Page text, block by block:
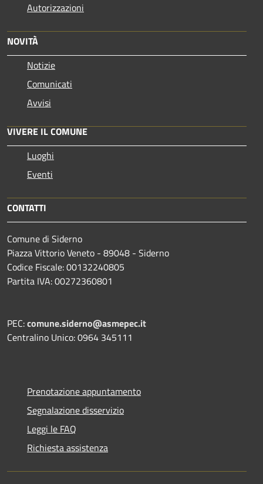
Autorizzazioni
NOVITÀ
Notizie
Comunicati
Avvisi
VIVERE IL COMUNE
Luoghi
Eventi
CONTATTI
Comune di Siderno
Piazza Vittorio Veneto - 89048 - Siderno
Codice Fiscale: 00132240805
Partita IVA: 00272360801
PEC:comune.siderno@asmepec.it
Centralino Unico: 0964 345111
Prenotazione appuntamento
Segnalazione disservizio
Leggi le FAQ
Richiesta assistenza